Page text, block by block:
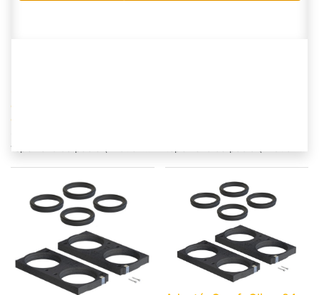
dohrev, dochladzovanie a
odvlhčovanie vzduchu
tepelného čerpadla (vzduch-
tepelný/chladiaci výkon
zostavy 4,2kW/2,8 kW, pre
ComfoAir Q350/450 TR,
systém rozvodu vzduchu musí
byť dimenzovaný pre objem
vzduchu min. 200 m³/h,
vhodné inštalovať s tepelne
izolovanými rozvodmi viď
inštalačný manuál voliteľne
pravá alebo ľavá verzia,
integrovaná WiFi pre
ovládanie app,
tepelný/chladiaci výkon
zostavy 6,8 kW/4,3 kW, pre
ComfoAir Q600 ST,
systém rozvodu vzduchu musí
byť dimenzovaný pre objem
vzduchu min. 315 m3/h,
vhodné inštalovať s tepelne
izolovanými rozvodmi viď
inštalačný manuál,
voliteľne pravá alebo ľavá
verzia, rozmery:
721x840x575 mm (ŠxVxH),